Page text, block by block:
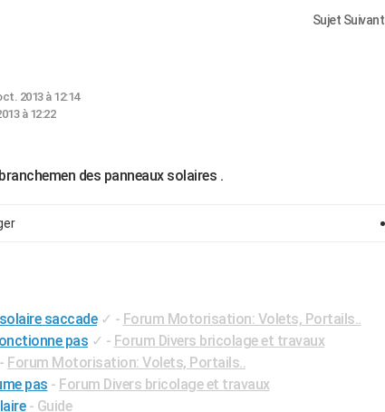
Sujet Suivant
2013 à 12:14
à 12:22
des panneaux solaires .
saccade ✓ - Forum Motorisation: Volets, Portails..
pas ✓ - Forum Divers bricolage et travaux
- Forum Motorisation: Volets, Portails..
pas - Forum Divers bricolage et travaux
- Guide